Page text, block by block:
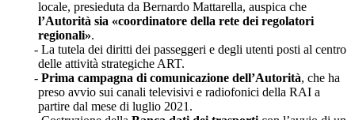
locale, presieduta da Bernardo Mattarella, auspica che
l’Autorità sia «coordinatore della rete dei regolatori
regionali».
La tutela dei diritti dei passeggeri e degli utenti posti al centro
delle attività strategiche ART.
Prima campagna di comunicazione dell’Autorità, che ha
preso avvio sui canali televisivi e radiofonici della RAI a
partire dal mese di luglio 2021.